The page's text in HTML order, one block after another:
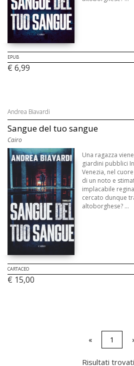
EPUB
€ 6,99
Andrea Biavardi
Sangue del tuo sangue
Cairo
Una ragazza
giardini pubblici
Venezia, nel
di un noto e
implacabile
cercato dunque
altoborghese? ...
CARTACEO
€ 15,00
« 1
Risultati